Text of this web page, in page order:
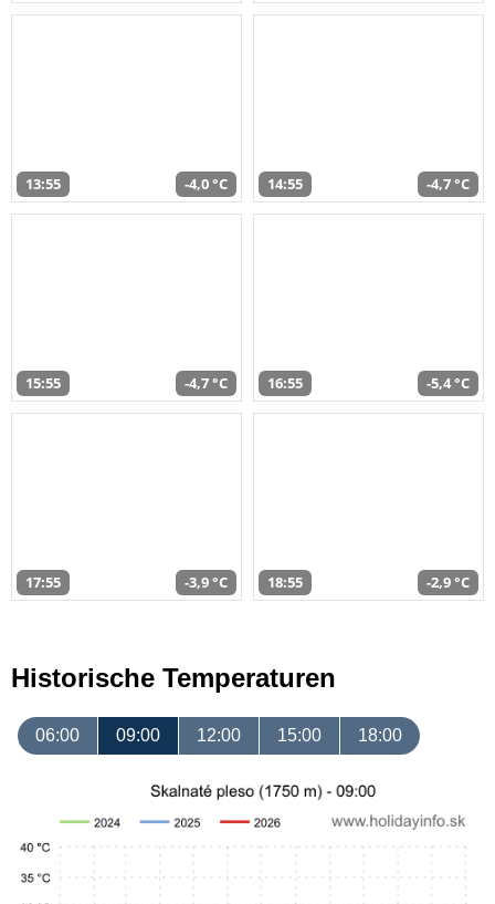
13:55 -4,0 °C 14:55 -4,7 °C
15:55 -4,7 °C 16:55 -5,4 °C
17:55 -3,9 °C 18:55 -2,9 °C
Historische Temperaturen
06:00 09:00 12:00 15:00 18:00